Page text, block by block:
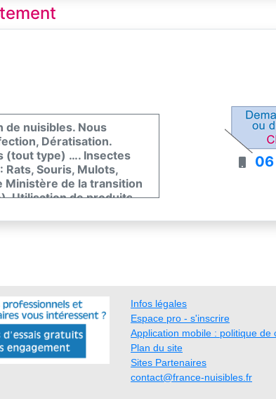
de nuisibles. Nous
Dératisation.
(tout type) …. Insectes
Rats, Souris, Mulots,
Ministère de la transition
Utilisation de produits
afin que l’on
Infos légales
Espace pro - s'inscrire
Application mobile : politique de
Plan du site
Sites Partenaires
contact@france-nuisibles.fr